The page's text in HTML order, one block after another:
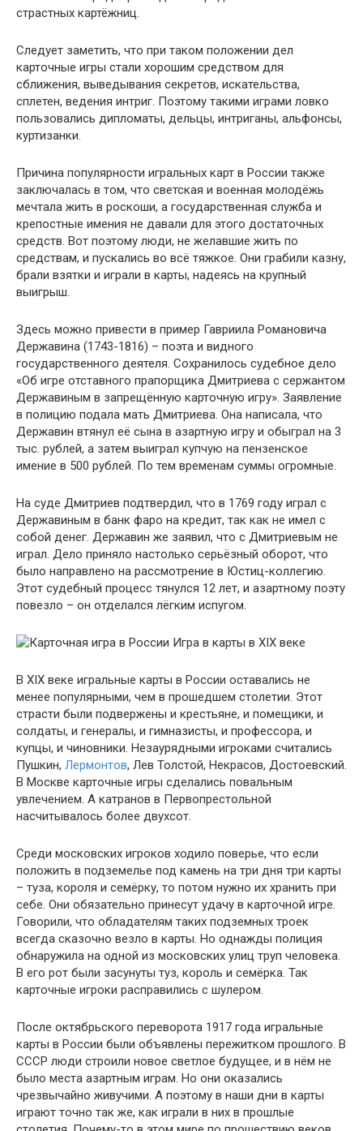
страстных картёжниц.
Следует заметить, что при таком положении дел
карточные игры стали хорошим средством для
сближения, выведывания секретов, искательства,
сплетен, ведения интриг. Поэтому такими играми ловко
пользовались дипломаты, дельцы, интриганы, альфонсы,
куртизанки.
Причина популярности игральных карт в России также
заключалась в том, что светская и военная молодёжь
мечтала жить в роскоши, а государственная служба и
крепостные имения не давали для этого достаточных
средств. Вот поэтому люди, не желавшие жить по
средствам, и пускались во всё тяжкое. Они грабили казну,
брали взятки и играли в карты, надеясь на крупный
выигрыш.
Здесь можно привести в пример Гавриила Романовича
Державина (1743-1816) – поэта и видного
государственного деятеля. Сохранилось судебное дело
«Об игре отставного прапорщика Дмитриева с сержантом
Державиным в запрещённую карточную игру». Заявление
в полицию подала мать Дмитриева. Она написала, что
Державин втянул её сына в азартную игру и обыграл на 3
тыс. рублей, а затем выиграл купчую на пензенское
имение в 500 рублей. По тем временам суммы огромные.
На суде Дмитриев подтвердил, что в 1769 году играл с
Державиным в банк фаро на кредит, так как не имел с
собой денег. Державин же заявил, что с Дмитриевым не
играл. Дело приняло настолько серьёзный оборот, что
было направлено на рассмотрение в Юстиц-коллегию.
Этот судебный процесс тянулся 12 лет, и азартному поэту
повезло – он отделался лёгким испугом.
Игра в карты в XIX веке
В XIX веке игральные карты в России оставались не
менее популярными, чем в прошедшем столетии. Этот
страсти были подвержены и крестьяне, и помещики, и
солдаты, и генералы, и гимназисты, и профессора, и
купцы, и чиновники. Незаурядными игроками считались
Пушкин, Лермонтов, Лев Толстой, Некрасов, Достоевский.
В Москве карточные игры сделались повальным
увлечением. А катранов в Первопрестольной
насчитывалось более двухсот.
Среди московских игроков ходило поверье, что если
положить в подземелье под камень на три дня три карты
– туза, короля и семёрку, то потом нужно их хранить при
себе. Они обязательно принесут удачу в карточной игре.
Говорили, что обладателям таких подземных троек
всегда сказочно везло в карты. Но однажды полиция
обнаружила на одной из московских улиц труп человека.
В его рот были засунуты туз, король и семёрка. Так
карточные игроки расправились с шулером.
После октябрьского переворота 1917 года игральные
карты в России были объявлены пережитком прошлого. В
СССР люди строили новое светлое будущее, и в нём не
было места азартным играм. Но они оказались
чрезвычайно живучими. А поэтому в наши дни в карты
играют точно так же, как играли в них в прошлые